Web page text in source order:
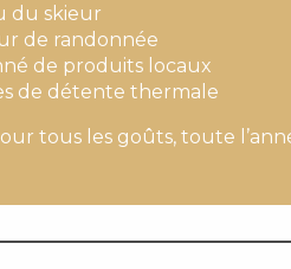
du skieur
de randonnée
de produits locaux
de détente thermale
tous les goûts, toute